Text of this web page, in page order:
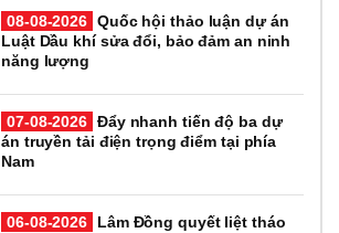
08-08-2026 Quốc hội thảo luận dự án
Luật Dầu khí sửa đổi, bảo đảm an ninh
năng lượng
07-08-2026 Đẩy nhanh tiến độ ba dự
án truyền tải điện trọng điểm tại phía
Nam
06-08-2026
Lâm Đồng quyết liệt tháo